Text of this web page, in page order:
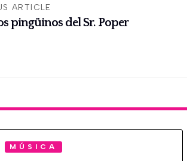
ARTICLE
pingüinos del Sr. Poper
MÚSICA